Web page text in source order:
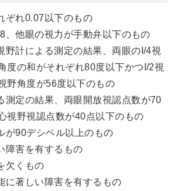
ぞれ0.07以下のもの
、他眼の視力が手動弁以下のもの
野計による測定の結果、両眼のI/4視
度の和がそれぞれ80度以下かつI/2視
野角度が56度以下のもの
測定の結果、両眼開放視認点数が70
視野視認点数が40点以下のもの
が90デシベル以上のもの
障害を有するもの
欠くもの
に著しい障害を有するもの